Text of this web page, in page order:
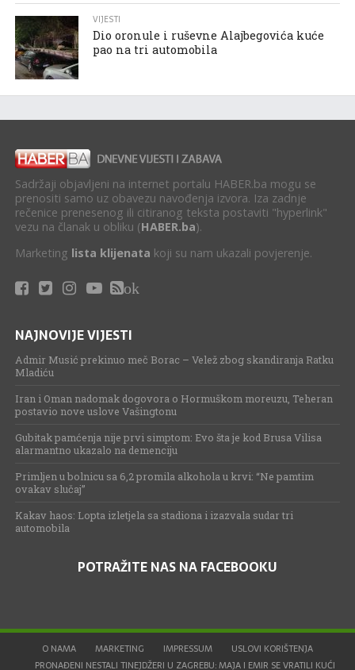
VIJESTI
Dio oronule i ruševne Alajbegovića kuće
pao na tri automobila
Sadržaji objavljeni na internet portalu HABER.ba mogu se
prenositi samo uz obavezu navođenja izvora. Iza zadnje
rečenice prenesenog ili citiranog teksta postaviti "hyperlink"
vezu na članak u obliku (HABER.ba).
Marketing lista klijenata koji su nam ukazali povjerenje.
ok
NAJNOVIJE VIJESTI
Admir Musić prekinuo meč Borac – Velež zbog skandiranja Ratku
Mladiću
Iran i Oman nadomak dogovora o Hormuškom moreuzu, Teheran
postavio nove uslove Vašingtonu
Gubitak pamćenja nije prvi simptom: Evo šta je kod Brusa Vilisa
alarmantno ukazalo na demenciju
Primljen u bolnicu sa 6,2 promila alkohola u krvi: “Ne pamtim
ovakav slučaj”
Kakav haos: Lopta izletjela sa stadiona i izazvala sudar tri
automobila
POTRAŽITE NAS NA FACEBOOKU
O NAMA MARKETING IMPRESSUM
USLOVI KORIŠTENJA
PRONAĐENI NESTALI TINEJDŽERI U ZAGREBU: MAJA I EMIR SE VRATILI KUĆI